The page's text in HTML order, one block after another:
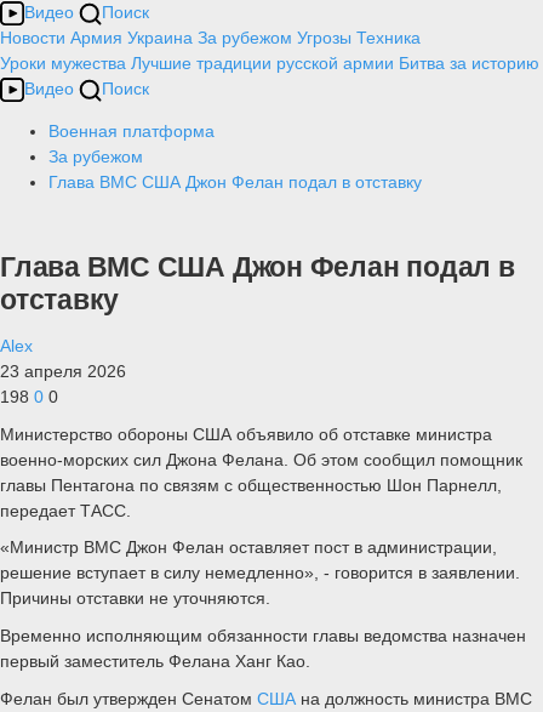
Видео
Поиск
Новости Армия Украина За рубежом Угрозы Техника
Уроки мужества Лучшие традиции русской армии Битва за историю
Видео
Поиск
Военная платформа
За рубежом
Глава ВМС США Джон Фелан подал в отставку
Глава ВМС США Джон Фелан подал в
отставку
Alex
23 апреля 2026
198 0 0
Министерство обороны США объявило об отставке министра
военно-морских сил Джона Фелана. Об этом сообщил помощник
главы Пентагона по связям с общественностью Шон Парнелл,
передает ТАСС.
«Министр ВМС Джон Фелан оставляет пост в администрации,
решение вступает в силу немедленно», - говорится в заявлении.
Причины отставки не уточняются.
Временно исполняющим обязанности главы ведомства назначен
первый заместитель Фелана Ханг Као.
Фелан был утвержден Сенатом США на должность министра ВМС